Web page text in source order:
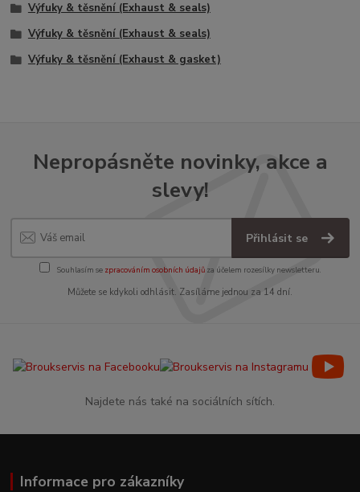
Výfuky & těsnění (Exhaust & seals)
Výfuky & těsnění (Exhaust & seals)
Výfuky & těsnění (Exhaust & gasket)
Nepropásněte novinky, akce a
slevy!
Přihlásit se
Souhlasím se zpracováním osobních údajůza účelem rozesílky newsletteru.
Můžete se kdykoli odhlásit. Zasíláme jednou za 14 dní.
Najdete nás také na sociálních sítích.
Informace pro zákazníky